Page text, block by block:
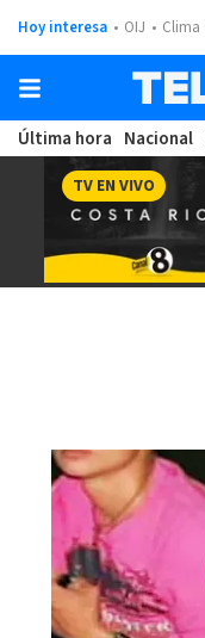
Hoy interesa OIJ Clima
Última hora Nacional
TV EN VIVO